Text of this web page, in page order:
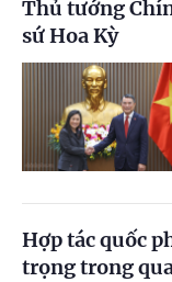
Thủ tướng
sứ Hoa Kỳ
Hợp tác quốc
trọng trong